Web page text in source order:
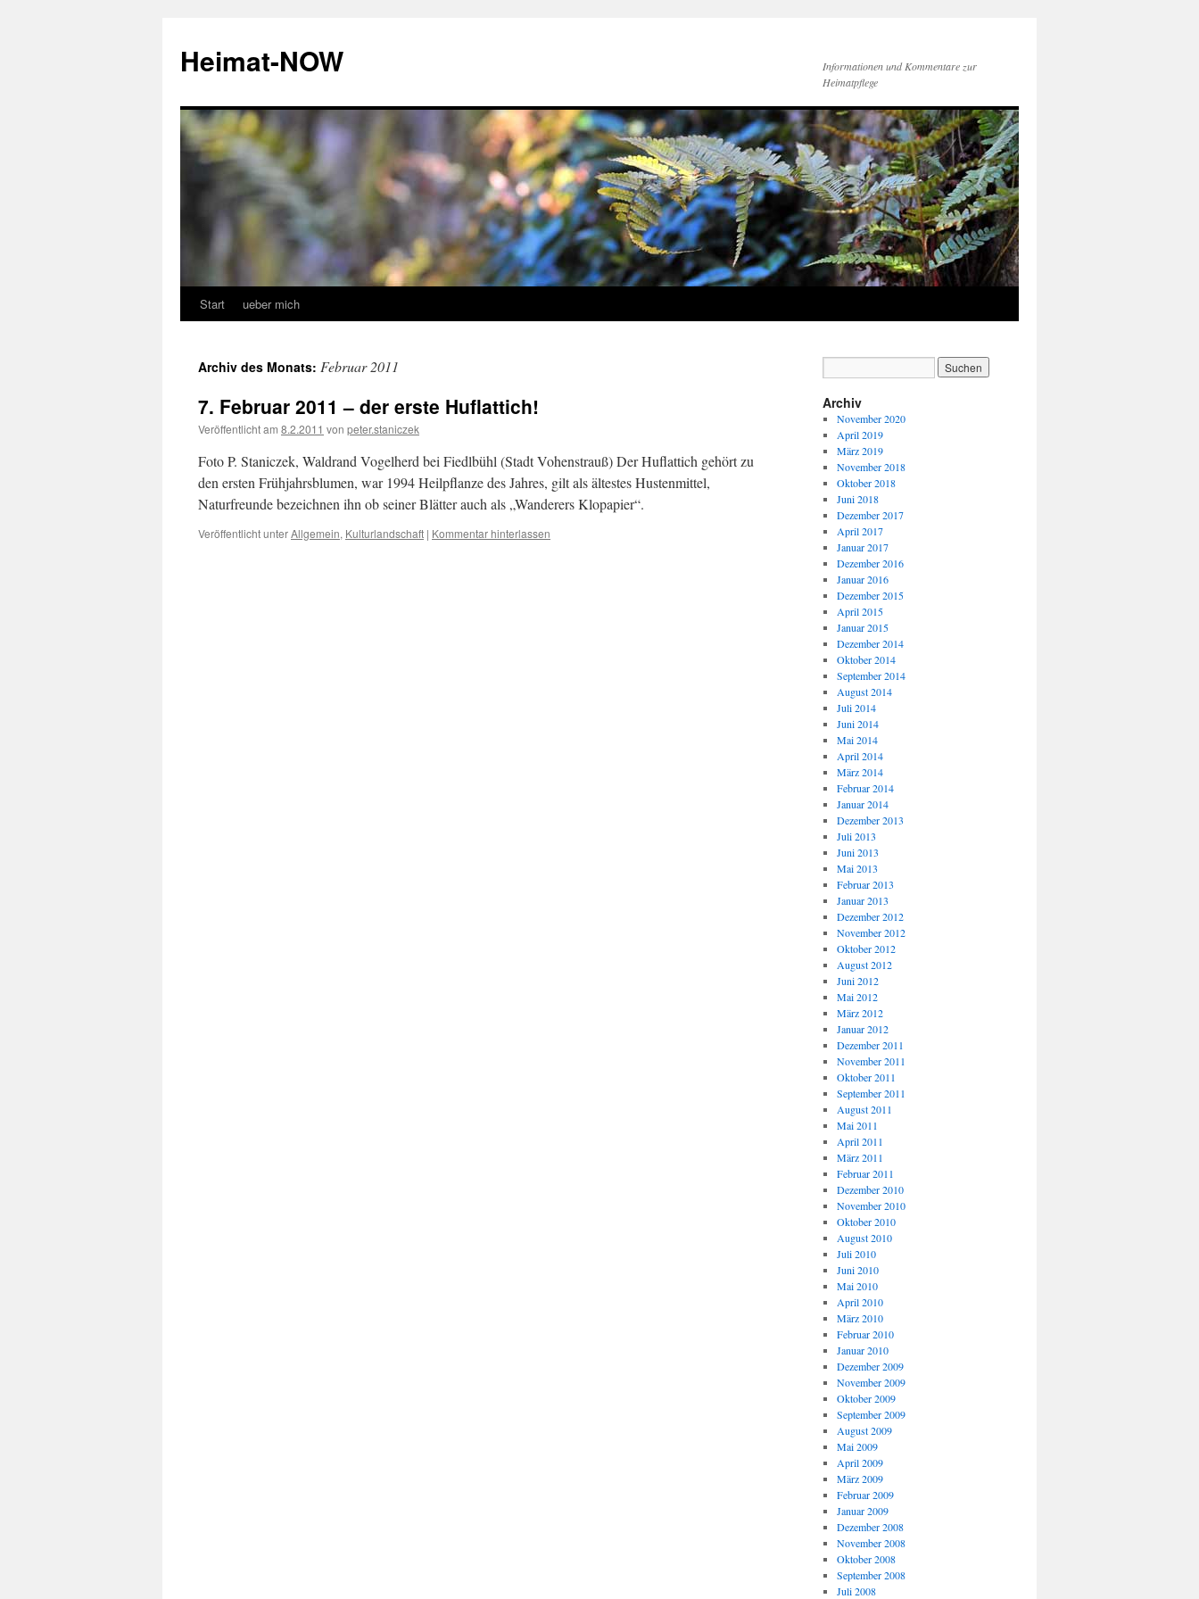
springen
Heimat-NOW
Informationen und Kommentare zur
Heimatpflege
Start ueber mich
Archiv des Monats: Februar 2011
7. Februar 2011 – der erste Huflattich!
Veröffentlicht am 8.2.2011 von peter.staniczek
Foto P. Staniczek, Waldrand Vogelherd bei Fiedlbühl (Stadt Vohenstrauß) Der Huflattich gehört zu
den ersten Frühjahrsblumen, war 1994 Heilpflanze des Jahres, gilt als ältestes Hustenmittel,
Naturfreunde bezeichnen ihn ob seiner Blätter auch als „Wanderers Klopapier“.
Veröffentlicht unterAllgemein, Kulturlandschaft | Kommentar hinterlassen
Archiv
November 2020
April 2019
März 2019
November 2018
Oktober 2018
Juni 2018
Dezember 2017
April 2017
Januar 2017
Dezember 2016
Januar 2016
Dezember 2015
April 2015
Januar 2015
Dezember 2014
Oktober 2014
September 2014
August 2014
Juli 2014
Juni 2014
Mai 2014
April 2014
März 2014
Februar 2014
Januar 2014
Dezember 2013
Juli 2013
Juni 2013
Mai 2013
Februar 2013
Januar 2013
Dezember 2012
November 2012
Oktober 2012
August 2012
Juni 2012
Mai 2012
März 2012
Januar 2012
Dezember 2011
November 2011
Oktober 2011
September 2011
August 2011
Mai 2011
April 2011
März 2011
Februar 2011
Dezember 2010
November 2010
Oktober 2010
August 2010
Juli 2010
Juni 2010
Mai 2010
April 2010
März 2010
Februar 2010
Januar 2010
Dezember 2009
November 2009
Oktober 2009
September 2009
August 2009
Mai 2009
April 2009
März 2009
Februar 2009
Januar 2009
Dezember 2008
November 2008
Oktober 2008
September 2008
Juli 2008